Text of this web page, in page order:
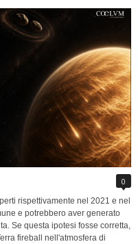
0
rispettivamente nel 2021 e nel
e potrebbero aver generato
Se questa ipotesi fosse corretta,
fireball nell'atmosfera di